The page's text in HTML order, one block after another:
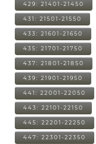
429: 21401-21450
431: 21501-21550
433: 21601-21650
435: 21701-21750
437: 21801-21850
439: 21901-21950
441: 22001-22050
443: 22101-22150
445: 22201-22250
447: 22301-22350